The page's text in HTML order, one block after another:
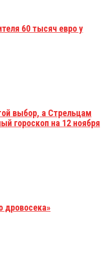
60 тысяч евро у
выбор, а Стрельцам
гороскоп на 12 ноября
дровосека»